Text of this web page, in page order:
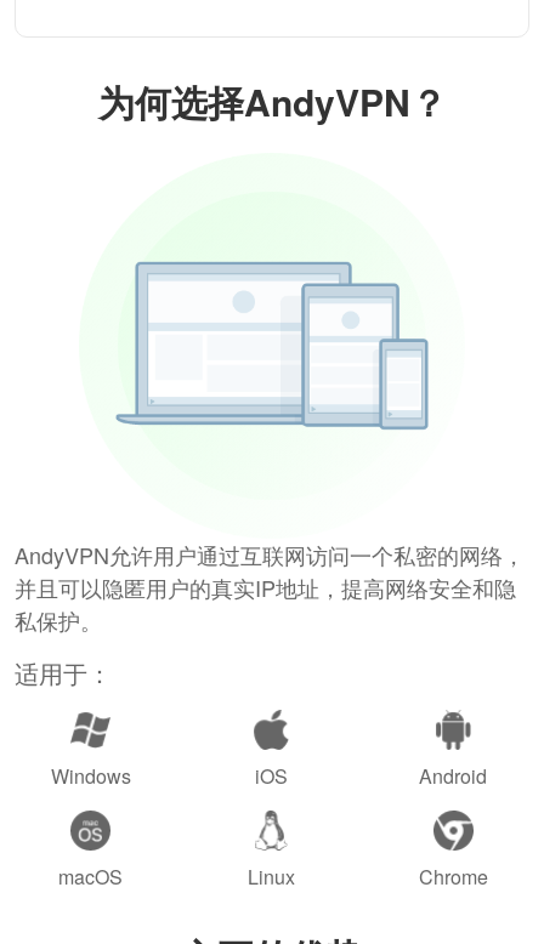
为何选择AndyVPN？
AndyVPN允许用户通过互联网访问一个私密的网络，
并且可以隐匿用户的真实IP地址，提高网络安全和隐
私保护。
适用于：
Windows iOS Android
macOS Linux Chrome